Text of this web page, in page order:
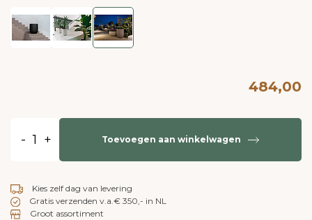
484,00
- + Toevoegen aan winkelwagen
Kies zelf dag van levering
Gratis verzenden v.a.€ 350,- in NL
Groot assortiment